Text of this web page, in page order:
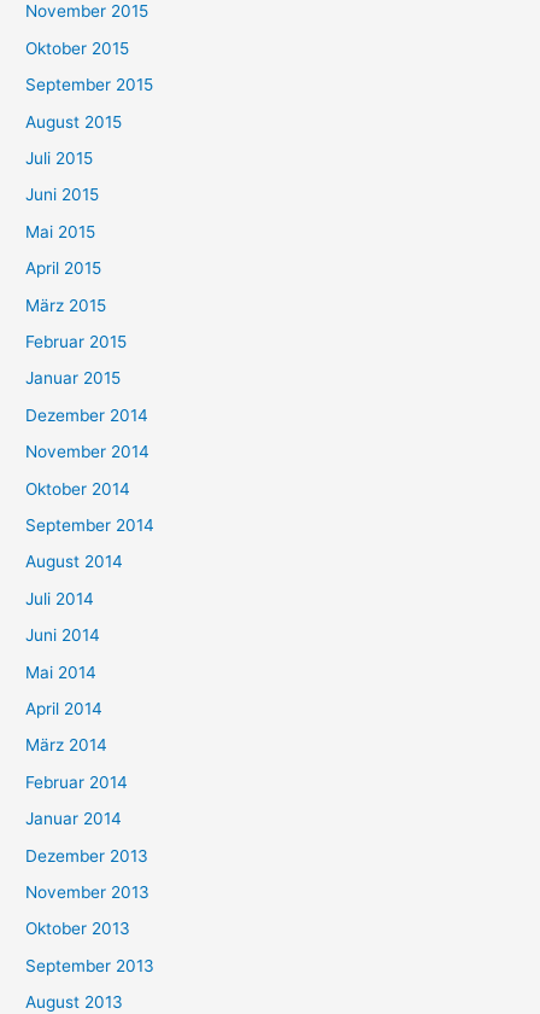
November 2015
Oktober 2015
September 2015
August 2015
Juli 2015
Juni 2015
Mai 2015
April 2015
März 2015
Februar 2015
Januar 2015
Dezember 2014
November 2014
Oktober 2014
September 2014
August 2014
Juli 2014
Juni 2014
Mai 2014
April 2014
März 2014
Februar 2014
Januar 2014
Dezember 2013
November 2013
Oktober 2013
September 2013
August 2013